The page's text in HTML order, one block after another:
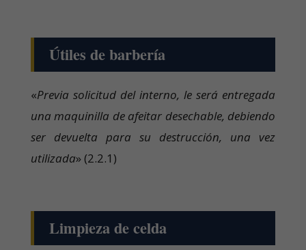
Útiles de barbería
«Previa solicitud del interno, le será entregada
una maquinilla de afeitar desechable, debiendo
ser devuelta para su destrucción, una vez
utilizada» (2.2.1)
Limpieza de celda